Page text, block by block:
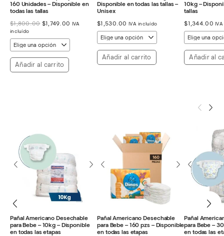
160 Unidades – Disponible en
todas las tallas
$1,800.00 El
original
era:
$1,800.00.
$1,749.00 El
actual
$1,749.00.
IVA
incluído
Añadir al carrito
Disponible en todas las tallas –
Unisex
$1,530.00 IVA incluído
Añadir al carrito
10kg –
tallas
$1,344.00
Añadir al
Pañal Americano Desechable
para Bebe – 10kg – Disponible
en todas las etapas
Pañal Americano Desechable
para Bebe – 160 pzs – Disponible
en todas las etapas
Pañal
para Bebe –
en todas las